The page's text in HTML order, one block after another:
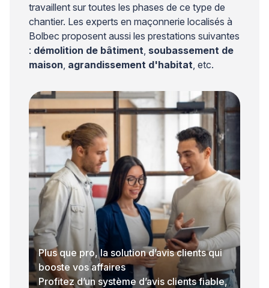
travaillent sur toutes les phases de ce type de
chantier. Les experts en maçonnerie localisés à
Bolbec proposent aussi les prestations suivantes
: démolition de bâtiment, soubassement de
maison, agrandissement d'habitat, etc.
Plus que pro, la solution d’avis clients qui
booste vos affaires
Profitez d’un système d’avis clients fiable,